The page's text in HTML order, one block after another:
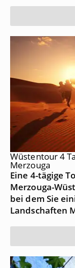
Wüstentour 4
Merzouga
Eine 4-tägige
Merzouga-
bei dem Sie
Landschaften